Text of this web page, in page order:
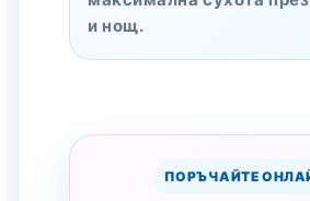
и нощ.
ПОРЪЧАЙТЕ